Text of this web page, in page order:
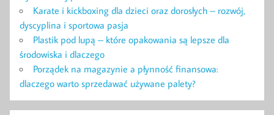
Karate i kickboxing dla dzieci oraz dorosłych – rozwój,
dyscyplina i sportowa pasja
Plastik pod lupą – które opakowania są lepsze dla
środowiska i dlaczego
Porządek na magazynie a płynność finansowa:
dlaczego warto sprzedawać używane palety?